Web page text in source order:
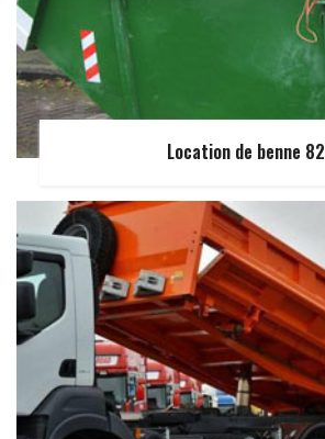
Location de benne 82